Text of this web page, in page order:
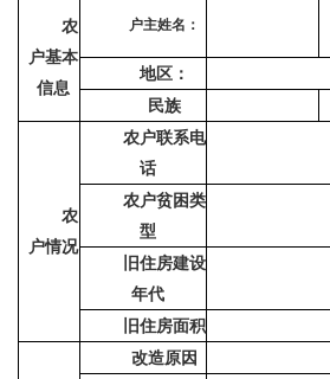
农
户基本
信息
户主姓名：
地区：
民族
农
户情况
农户联系电
话
农户贫困类
型
旧住房建设
年代
旧住房面积
改造原因